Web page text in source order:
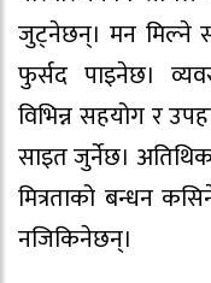
जुट्नेछन्। मन मिल्ने
फुर्सद पाइनेछ।
विभिन्न सहयोग र
साइत जुर्नेछ।
मित्रताको बन्धन
नजिकिनेछन्।